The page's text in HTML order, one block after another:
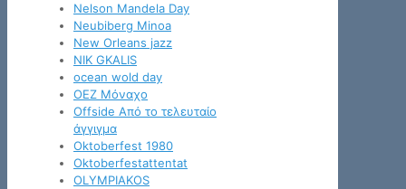
Nelson Mandela Day
Neubiberg Minoa
New Orleans jazz
NIK GKALIS
ocean wold day
OEZ Μόναχο
Offside Από το τελευταίο
άγγιγμα
Oktoberfest 1980
Oktoberfestattentat
OLYMPIAKOS